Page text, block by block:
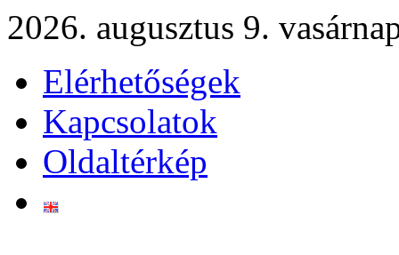
2026. augusztus 9.
Elérhetőségek
Kapcsolatok
Oldaltérkép